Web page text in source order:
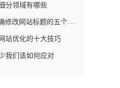
分领域有哪些
改网站标题的五个秘密
站优化的十大技巧
我们该如何应对